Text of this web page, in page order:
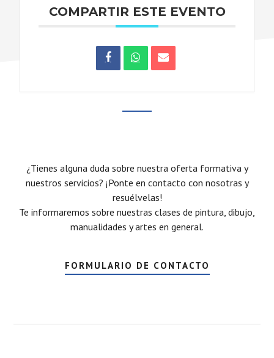
COMPARTIR ESTE EVENTO
¿Tienes alguna duda sobre nuestra oferta formativa y
nuestros servicios? ¡Ponte en contacto con nosotras y
resuélvelas!
Te informaremos sobre nuestras clases de pintura, dibujo,
manualidades y artes en general.
FORMULARIO DE CONTACTO